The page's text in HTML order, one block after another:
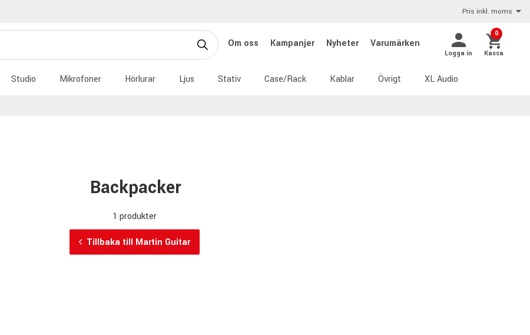
Pris inkl. moms
Om oss Kampanjer Nyheter Varumärken
Logga in
0
Kassa
Studio Mikrofoner Hörlurar Ljus Stativ Case/Rack Kablar Övrigt XL Audio
Backpacker
1 produkter
Tillbaka till Martin Guitar